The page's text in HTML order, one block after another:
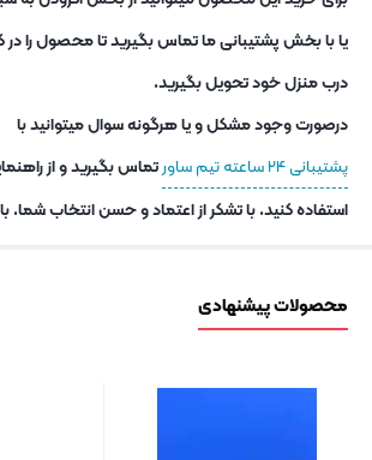
یا با بخش پشتیبانی ما تماس بگیرید تا محصول را در
درب منزل خود تحویل بگیرید.
درصورت وجود مشکل و یا هرگونه سوال میتوانید با
پشتیبانی ۲۴ ساعته تیم ساور
تماس بگیرید و از
استفاده کنید. با تشکر از اعتماد و حسن انتخاب شما.
محصولات پیشنهادی